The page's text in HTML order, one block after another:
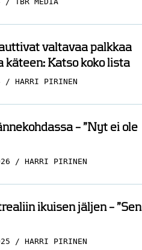
valtavaa palkkaa
käteen: Katso koko lista
HARRI PIRINEN
– ”Nyt ei ole
HARRI PIRINEN
ikuisen jäljen – ”Sen
HARRI PIRINEN